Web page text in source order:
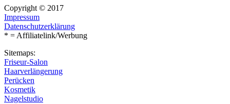
Copyright © 2017
Impressum
Datenschutzerklärung
* = Affiliatelink/Werbung
Sitemaps:
Friseur-Salon
Haarverlängerung
Perücken
Kosmetik
Nagelstudio